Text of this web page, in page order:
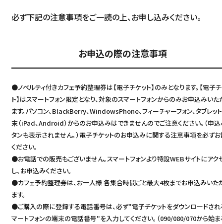
必ず下記の注意事項をご一読の上、お申し込みください。
お申込の際の注意事項
●ノベルティ付きカフェ予約整理券は【電子チケット】のみとなります。【電子
ト】はスマートフォン限定となり、対象のスマートフォンからのみお申込みい
ます。パソコン、BlackBerry、WindowsPhone、フィーチャーフォン、タブレッ
末（iPad、Android）からのお申込みはできませんのでご注意ください。（申
タンも表示されません。）電子チケットのお申込みに関する注意事項を必ず
ください。
●お電話での販売もございません。スマートフォンより特設WEBサイトにアク
し、お申込みください。
●カフェ予約整理券は、お一人様 各集合時間ごと最大4枚までお申込みいた
ます。
●ご購入の際に登録する電話番号は、必ず"電子チケットをダウンロードされ
マートフォンの端末の電話番号"を入力してください。（090/080/070から始